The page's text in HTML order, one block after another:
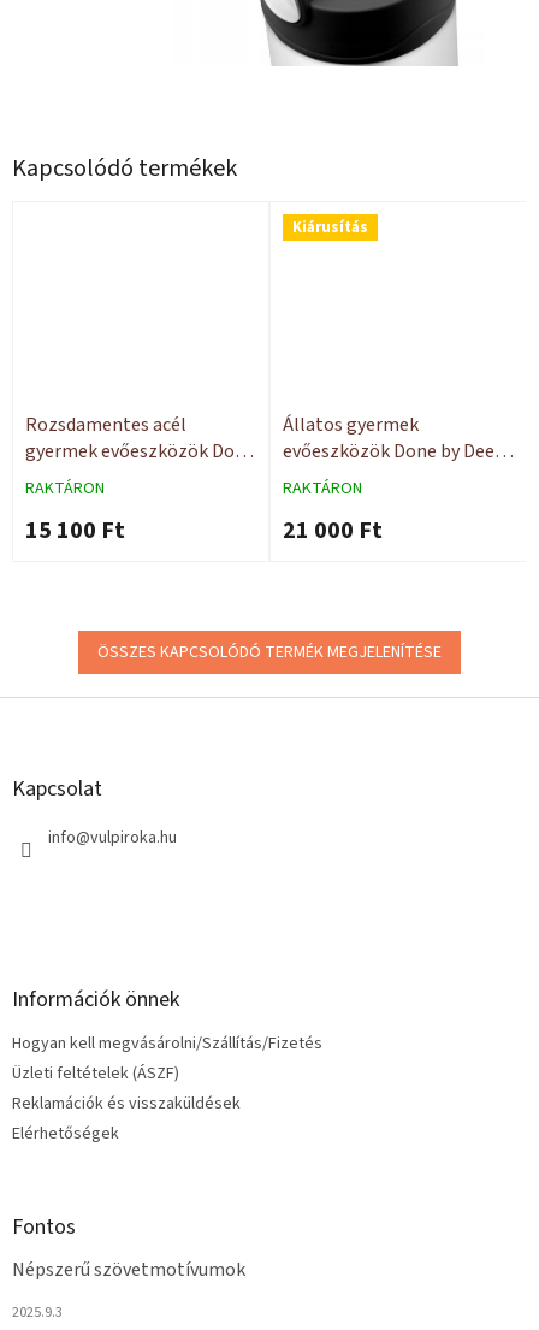
Kapcsolódó termékek
Rozsdamentes acél
gyermek evőeszközök Done
by Deer
RAKTÁRON
15 100 Ft
Kiárusítás
Állatos gyermek
evőeszközök Done by Deer
Yummy
RAKTÁRON
21 000 Ft
ÖSSZES KAPCSOLÓDÓ TERMÉK MEGJELENÍTÉSE
L
Kapcsolat
info@vulpiroka.hu
Információk önnek
Hogyan kell megvásárolni/Szállítás/Fizetés
Üzleti feltételek (ÁSZF)
Reklamációk és visszaküldések
Elérhetőségek
Fontos
Népszerű szövetmotívumok
2025.9.3